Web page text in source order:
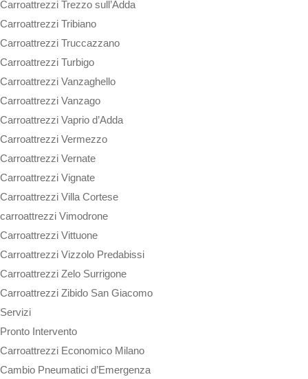
Carroattrezzi Trezzo sull’Adda
Carroattrezzi Tribiano
Carroattrezzi Truccazzano
Carroattrezzi Turbigo
Carroattrezzi Vanzaghello
Carroattrezzi Vanzago
Carroattrezzi Vaprio d’Adda
Carroattrezzi Vermezzo
Carroattrezzi Vernate
Carroattrezzi Vignate
Carroattrezzi Villa Cortese
carroattrezzi Vimodrone
Carroattrezzi Vittuone
Carroattrezzi Vizzolo Predabissi
Carroattrezzi Zelo Surrigone
Carroattrezzi Zibido San Giacomo
Servizi
Pronto Intervento
Carroattrezzi Economico Milano
Cambio Pneumatici d’Emergenza